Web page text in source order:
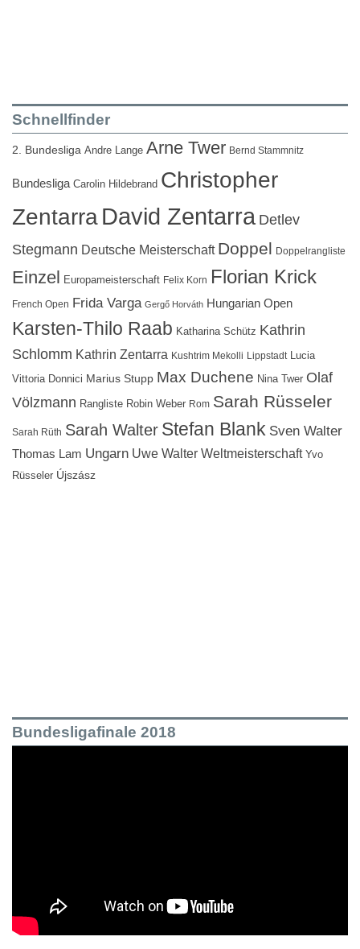
Schnellfinder
2. Bundesliga Andre Lange Arne Twer Bernd Stammnitz
Bundesliga Carolin Hildebrand Christopher
ZentarraDavid Zentarra Detlev
Stegmann Deutsche Meisterschaft Doppel Doppelrangliste
Einzel Europameisterschaft Felix Korn Florian Krick
French Open Frida Varga Gergő Horváth Hungarian Open
Karsten-Thilo Raab Katharina Schütz Kathrin
Schlomm Kathrin Zentarra Kushtrim Mekolli Lippstadt Lucia
Vittoria Donnici Marius Stupp Max Duchene Nina Twer Olaf
Völzmann Rangliste Robin Weber Rom Sarah Rüsseler
Sarah Rüth Sarah Walter Stefan Blank Sven Walter
Thomas Lam Ungarn Uwe Walter Weltmeisterschaft Yvo
Rüsseler Újszász
Bundesligafinale 2018